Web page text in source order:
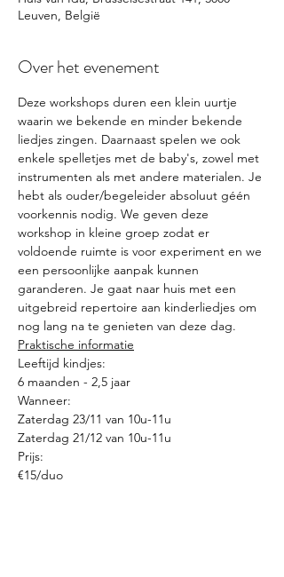
Leuven, België
Over het evenement
Deze workshops duren een klein uurtje
waarin we bekende en minder bekende
liedjes zingen. Daarnaast spelen we ook
enkele spelletjes met de baby's, zowel met
instrumenten als met andere materialen. Je
hebt als ouder/begeleider absoluut géén
voorkennis nodig. We geven deze
workshop in kleine groep zodat er
voldoende ruimte is voor experiment en we
een persoonlijke aanpak kunnen
garanderen. Je gaat naar huis met een
uitgebreid repertoire aan kinderliedjes om
nog lang na te genieten van deze dag.
Praktische informatie
Leeftijd kindjes:
6 maanden - 2,5 jaar
Wanneer:
Zaterdag 23/11 van 10u-11u
Zaterdag 21/12 van 10u-11u
Prijs:
€15/duo